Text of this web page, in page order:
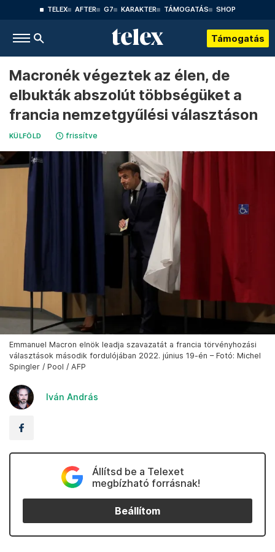
TELEX AFTER G7 KARAKTER TÁMOGATÁS SHOP
Támogatás
Macronék végeztek az élen, de
elbukták abszolút többségüket a
francia nemzetgyűlési választáson
KÜLFÖLD frissítve
Emmanuel Macron elnök leadja szavazatát a francia törvényhozási
választások második fordulójában 2022. június 19-én – Fotó: Michel
Spingler / Pool / AFP
Iván András
Állítsd be a Telexet
megbízható forrásnak!
Beállítom